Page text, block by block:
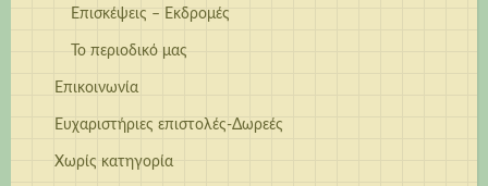
Επισκέψεις – Εκδρομές
Το περιοδικό μας
Επικοινωνία
Ευχαριστήριες επιστολές-Δωρεές
Χωρίς κατηγορία